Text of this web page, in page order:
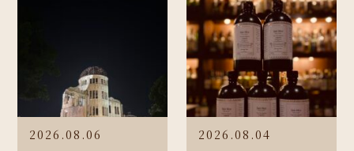
2026.08.06 2026.08.04